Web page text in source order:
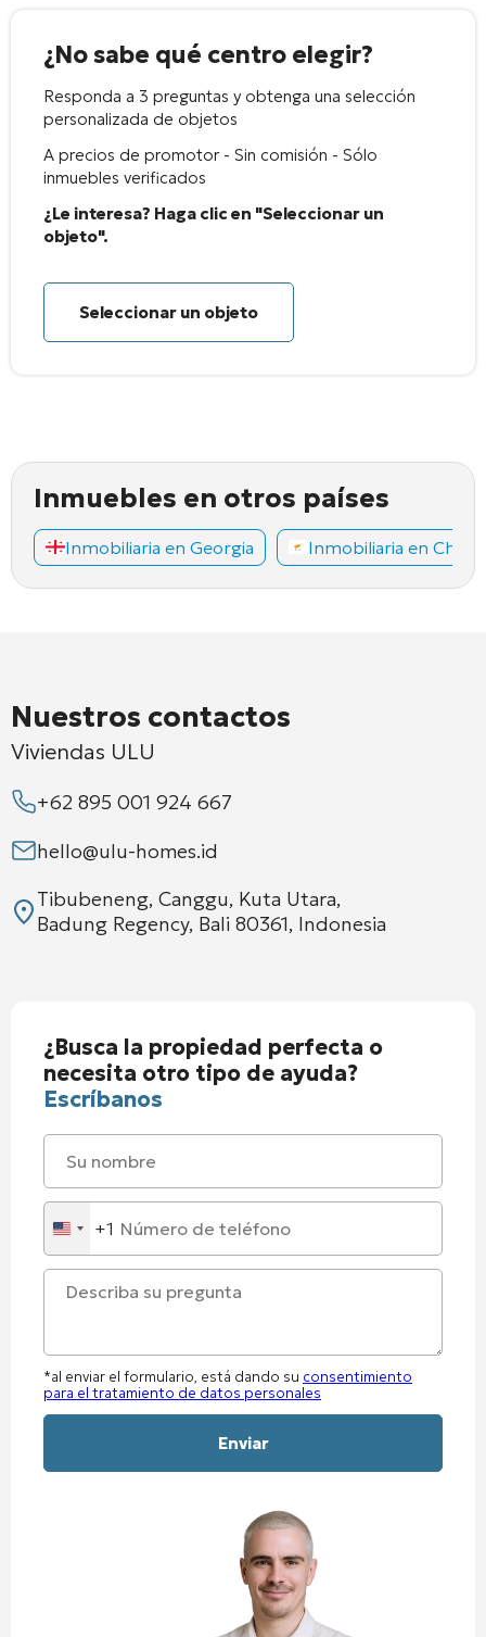
¿No sabe qué centro elegir?
Responda a 3 preguntas y obtenga una selección
personalizada de objetos
A precios de promotor - Sin comisión - Sólo
inmuebles verificados
¿Le interesa? Haga clic en "Seleccionar un
objeto".
Seleccionar un objeto
Inmuebles en otros países
Inmobiliaria en Georgia Inmobiliaria en
Nuestros contactos
Viviendas ULU
+62 895 001 924 667
hello@ulu-homes.id
Tibubeneng, Canggu, Kuta Utara,
Badung Regency, Bali 80361, Indonesia
¿Busca la propiedad perfecta o
necesita otro tipo de ayuda?
Escríbanos
United
States
+1
+1
*al enviar el formulario, está dando su consentimiento
para el tratamiento de datos personales